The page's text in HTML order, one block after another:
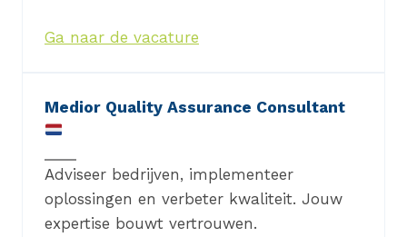
Ga naar de vacature
Medior Quality Assurance Consultant
Adviseer bedrijven, implementeer
oplossingen en verbeter kwaliteit. Jouw
expertise bouwt vertrouwen.